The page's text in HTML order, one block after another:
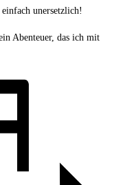
unersetzlich!
Abenteuer, das ich mit